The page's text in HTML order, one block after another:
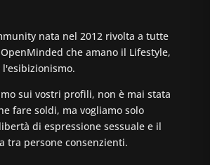
nata nel 2012 rivolta a tutte
che amano il Lifestyle,
l'esibizionismo.
sui vostri profili, non è mai stata
fare soldi, ma vogliamo solo
di espressione sessuale e il
tra persone consenzienti.